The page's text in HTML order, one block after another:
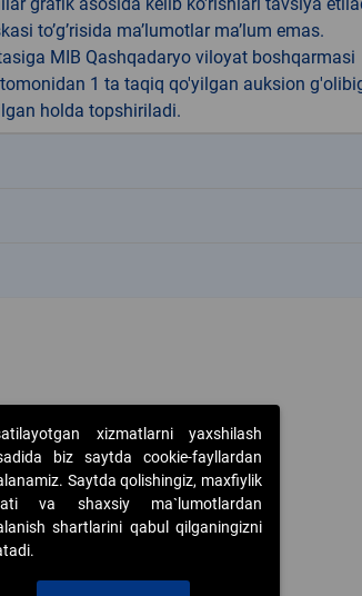
to’g’risida ma’lumotlar ma’lum emas.
MIB Qashqadaryo viloyat boshqarmasi
1 ta taqiq qo'yilgan auksion
holda topshiriladi.
xizmatlarni yaxshilash
biz saytda cookie-fayllardan
Saytda qolishingiz, maxfiylik
va shaxsiy ma`lumotlardan
shartlarini qabul qilganingizni